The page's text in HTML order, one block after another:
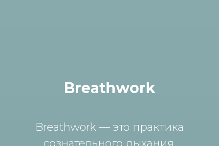
Breathwork
Breathwork — это практика
сознательного дыхания,